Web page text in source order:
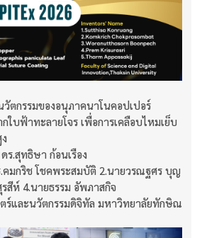
วัตกรรมของอนุภาคนาโนคอปเปอร์
ใบฟ้าทะลายโจร เพื่อการเคลือบไหมเย็บ
ร.สุทธิษา ก้อนเรือง​​​​​​​
.คมกริช โชคพระสมบัติ 2.นายวรณฐศร บุญ
รสีห์ 4.นายธรรม อัพภาสกิจ
ร์และนวัตกรรมดิจิทัล มหาวิทยาลัยทักษิณ